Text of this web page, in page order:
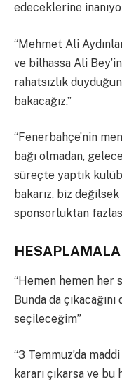
edeceklerine
“Mehmet Ali
ve bilhassa Ali
rahatsızlık
bakacağız.”
“Fenerbahçe’nin
bağı olmadan,
süreçte yaptık
bakarız, biz
sponsorluktan
“Hemen hemen her
Bunda da
seçileceğim”
“3 Temmuz’da
kararı çıkarsa ve